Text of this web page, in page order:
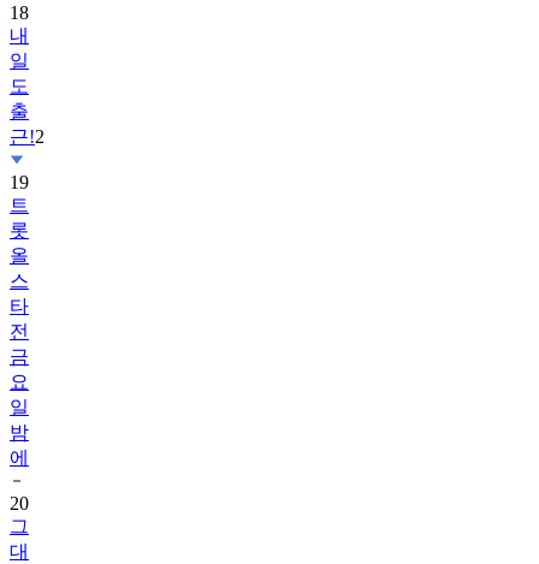
18
내
일
도
출
근!2
19
트
롯
올
스
타
전
금
요
일
밤
에
20
그
대